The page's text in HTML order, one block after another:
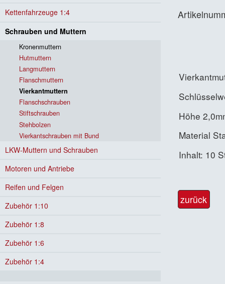
Höhe
Material
Inhalt: 10
zurück
Kettenfahrzeuge 1:4
Schrauben und Muttern
Kronenmuttern
Hutmuttern
Langmuttern
Flanschmuttern
Vierkantmuttern
Flanschschrauben
Stiftschrauben
Stehbolzen
Vierkantschrauben mit Bund
LKW-Muttern und Schrauben
Motoren und Antriebe
Reifen und Felgen
Zubehör 1:10
Zubehör 1:8
Zubehör 1:6
Zubehör 1:4